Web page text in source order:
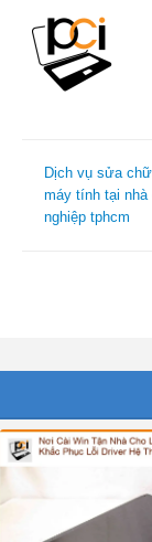
Dịch vụ sửa
máy tính tại nhà
nghiệp tphcm